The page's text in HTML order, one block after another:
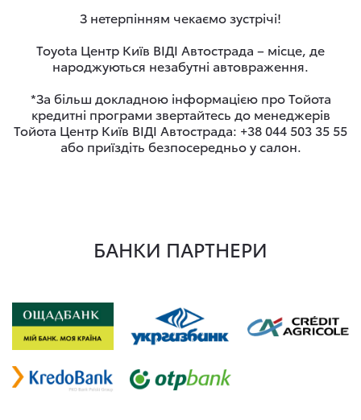
З нетерпінням чекаємо зустрічі!
Toyota Центр Київ ВІДІ Автострада – місце, де
народжуються незабутні автовраження.
*За більш докладною інформацією про Тойота
кредитні програми звертайтесь до менеджерів
Тойота Центр Київ ВІДІ Автострада: +38 044 503 35 55
або приїздіть безпосередньо у салон.
БАНКИ ПАРТНЕРИ